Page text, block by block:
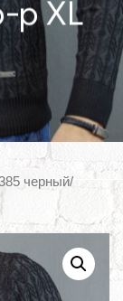
р XL
черный/